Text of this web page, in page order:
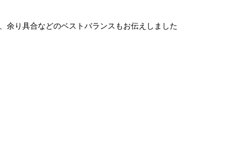
余り具合などのベストバランスもお伝えしました